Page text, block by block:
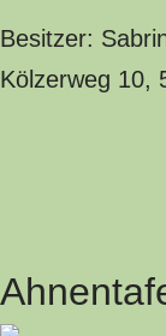
Besitzer:
Kölzerweg 10,